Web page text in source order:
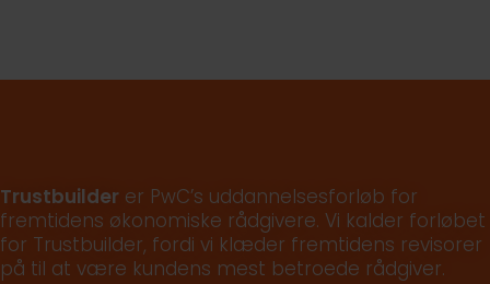
Trustbuilder er PwC’s uddannelsesforløb for
fremtidens økonomiske rådgivere. Vi kalder forløbet
for Trustbuilder, fordi vi klæder fremtidens revisorer
på til at være kundens mest betroede rådgiver.